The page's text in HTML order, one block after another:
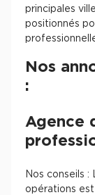
principales
positionnés
Nos
:
Agence
Nos conseils
opérations